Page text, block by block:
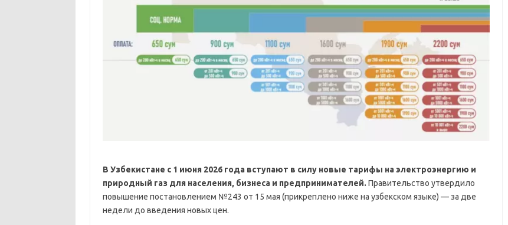
В Узбекистане с 1 июня 2026 года вступают в силу новые тарифы на электроэнергию и
природный газ для населения, бизнеса и предпринимателей. Правительство утвердило
повышение постановлением №243 от 15 мая (прикреплено ниже на узбекском языке) — за две
недели до введения новых цен.